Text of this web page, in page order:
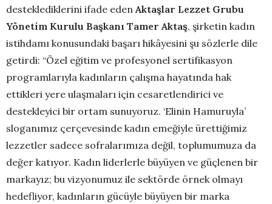
desteklediklerini ifade edenAktaşlar Lezzet Grubu
Yönetim Kurulu Başkanı Tamer Aktaş, şirketin kadın
istihdamı konusundaki başarı hikâyesini şu sözlerle dile
getirdi: “Özel eğitim ve profesyonel sertifikasyon
programlarıyla kadınların çalışma hayatında hak
ettikleri yere ulaşmaları için cesaretlendirici ve
destekleyici bir ortam sunuyoruz. ‘Elinin Hamuruyla’
sloganımız çerçevesinde kadın emeğiyle ürettiğimiz
lezzetler sadece sofralarımıza değil, toplumumuza da
değer katıyor. Kadın liderlerle büyüyen ve güçlenen bir
markayız; bu vizyonumuz ile sektörde örnek olmayı
hedefliyor, kadınların gücüyle büyüyen bir marka